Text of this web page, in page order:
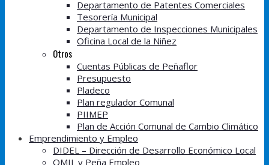
Departamento de Patentes Comerciales
Tesorería Municipal
Departamento de Inspecciones Municipales
Oficina Local de la Niñez
Otros
Cuentas Públicas de Peñaflor
Presupuesto
Pladeco
Plan regulador Comunal
PIIMEP
Plan de Acción Comunal de Cambio Climático
Emprendimiento y Empleo
DIDEL – Dirección de Desarrollo Económico Local
OMIL y Peña Empleo